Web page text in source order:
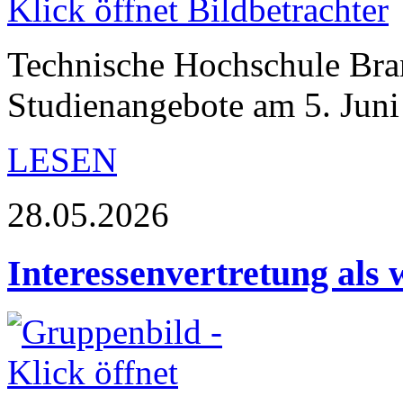
Technische Hochschule
Studienangebote am 5.
LESEN
28.05.2026
Interessenvertretung